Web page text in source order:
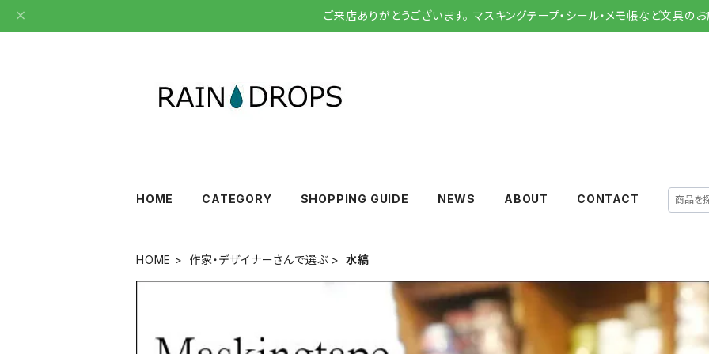
ご来店ありがとうございます。 マスキングテープ・シール・メモ帳など文具の
HOME CATEGORY SHOPPING GUIDE NEWS ABOUT CONTACT
HOME 作家・デザイナーさんで選ぶ 水縞